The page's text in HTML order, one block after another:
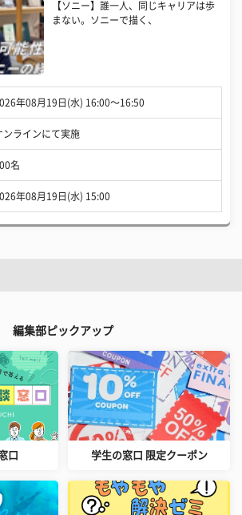
【ソニー】誰一人、同じキャリアは歩
まない。ソニーで描く、
年08月19日(水) 16:00〜16:50
ンラインにて実施
名
年08月19日(水) 15:00
編集部ピックアップ
口 学生の窓口 限定クーポン